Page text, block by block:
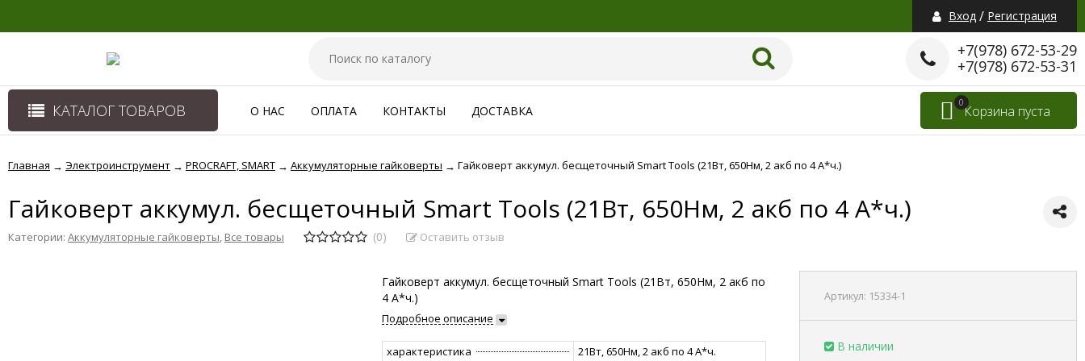
Вход / Регистрация
+7(978) 672-53-29
+7(978) 672-53-31
КАТАЛОГ ТОВАРОВ Корзина пуста
0
О НАС ОПЛАТА КОНТАКТЫ ДОСТАВКА
Главная → Электроинструмент → PROCRAFT, SMART → Аккумуляторные гайковерты → Гайковерт аккумул. бесщеточный Smart Tools (21Вт, 650Нм, 2 акб по 4 А*ч.)
Гайковерт аккумул. бесщеточный Smart Tools (21Вт, 650Нм, 2 акб по 4 А*ч.)
Категории: Аккумуляторные гайковерты, Все товары (0) Оставить отзыв
Артикул: 15334-1
В наличии
Гайковерт аккумул. бесщеточный Smart Tools (21Вт, 650Нм, 2 акб по
4 А*ч.)
Подробное описание
характеристика 21Вт, 650Нм, 2 акб по 4 А*ч.